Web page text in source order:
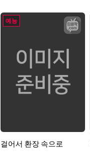
예능
걸어서 환장 속으로